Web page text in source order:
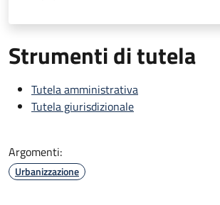
Strumenti di tutela
Tutela amministrativa
Tutela giurisdizionale
Argomenti:
Urbanizzazione